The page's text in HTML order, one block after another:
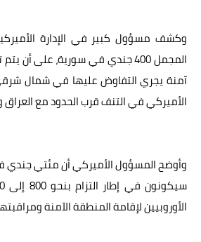
وكشف مسؤول كبير في الإدارة
المجمل 400 جندي في سورية، على
آمنة يجري التفاوض عليها في شمال
الأميركي في التنف قرب الحدود مع العراق
وأوضح المسؤول الأميركي أن مئتي
الأوروبيين لإقامة المنطقة الآمنة